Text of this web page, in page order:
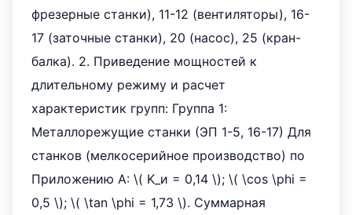
фрезерные станки), 11-12 (вентиляторы), 16-
17 (заточные станки), 20 (насос), 25 (кран-
балка). 2. Приведение мощностей к
длительному режиму и расчет
характеристик групп: Группа 1:
Металлорежущие станки (ЭП 1-5, 16-17) Для
станков (мелкосерийное производство) по
Приложению А: \( K_и = 0,14 \); \( \cos \phi =
0,5 \); \( \tan \phi = 1,73 \). Суммарная